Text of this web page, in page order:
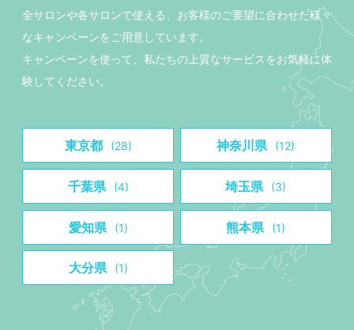
全サロンや各サロンで使える、お客様のご要望に合わせた様々
なキャンペーンをご用意しています。
キャンペーンを使って、私たちの上質なサービスをお気軽に体
験してください。
東京都 (28) 神奈川県 (12)
千葉県 (4) 埼玉県 (3)
愛知県 (1) 熊本県 (1)
大分県 (1)